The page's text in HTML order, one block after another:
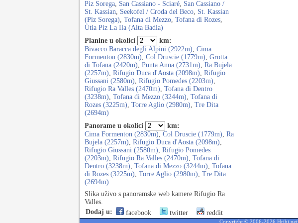
Piz Sorega, San Cassiano - Sciaré, San Cassiano /
St. Kassian, Seekofel / Croda del Beco, St. Kassian
(Piz Sorega), Tofana di Mezzo, Tofana di Rozes,
Ütia Piz La Ila (Alta Badia)
Planine u okolici
km:
Bivacco Baracca degli Alpini (2922m), Cima
Formenton (2830m), Col Druscie (1779m), Grotta
di Tofana (2420m), Punta Anna (2731m), Ra Bujela
(2257m), Rifugio Duca d'Aosta (2098m), Rifugio
Giussani (2580m), Rifugio Pomedes (2203m),
Rifugio Ra Valles (2470m), Tofana di Dentro
(3238m), Tofana di Mezzo (3244m), Tofana di
Rozes (3225m), Torre Aglio (2980m), Tre Dita
(2694m)
Panorame u okolici
km:
Cima Formenton (2830m), Col Druscie (1779m), Ra
Bujela (2257m), Rifugio Duca d'Aosta (2098m),
Rifugio Giussani (2580m), Rifugio Pomedes
(2203m), Rifugio Ra Valles (2470m), Tofana di
Dentro (3238m), Tofana di Mezzo (3244m), Tofana
di Rozes (3225m), Torre Aglio (2980m), Tre Dita
(2694m)
Slika uživo s panoramske web kamere Rifugio Ra
Valles.
Dodaj u:
facebook twitter reddit
Copyright © 2006-2026 Hribi.net,